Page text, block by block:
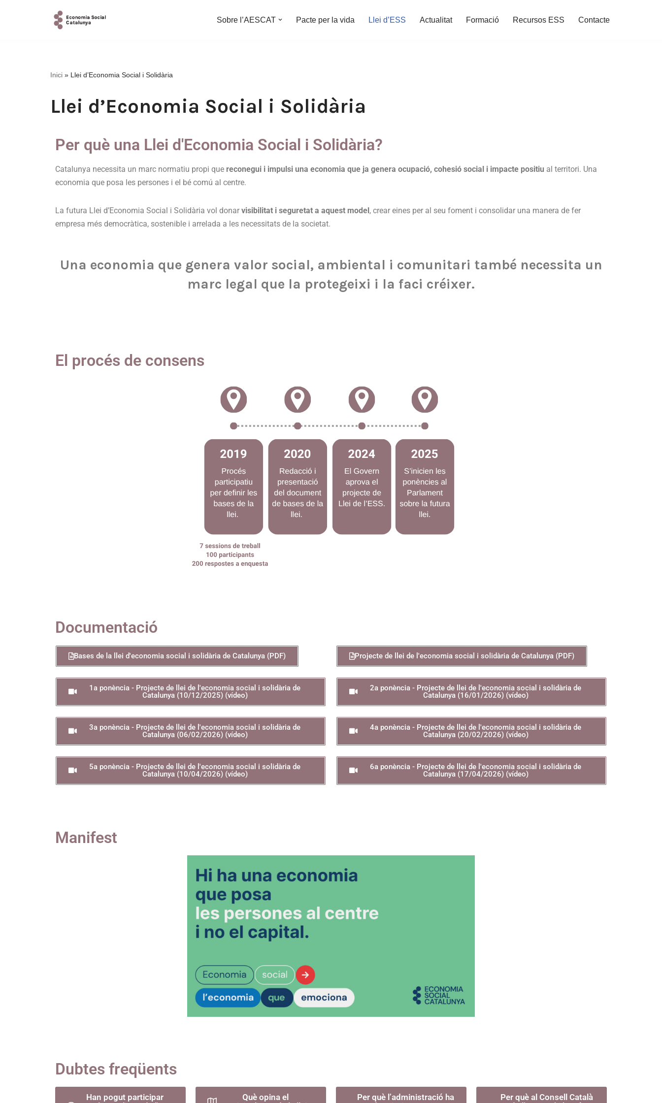
Sobre l’AESCAT Pacte per la vida Llei d’ESS Actualitat Formació Recursos ESS Contacte
Inici » Llei d’Economia Social i Solidària
Llei d’Economia Social i Solidària
Per què una Llei d'Economia Social i Solidària?
Catalunya necessita un marc normatiu propi que reconegui i impulsi una economia que ja genera ocupació, cohesió social i impacte positiu al territori. Una
economia que posa les persones i el bé comú al centre.
La futura Llei d’Economia Social i Solidària vol donar visibilitat i seguretat a aquest model, crear eines per al seu foment i consolidar una manera de fer
empresa més democràtica, sostenible i arrelada a les necessitats de la societat.
Una economia que genera valor social, ambiental i comunitari també necessita un
marc legal que la protegeixi i la faci créixer.
El procés de consens
Documentació
Bases de la llei d'economia social i solidària de Catalunya (PDF)
1a ponència - Projecte de llei de l'economia social i solidària de
Catalunya (10/12/2025) (vídeo)
3a ponència - Projecte de llei de l'economia social i solidària de
Catalunya (06/02/2026) (vídeo)
5a ponència - Projecte de llei de l'economia social i solidària de
Catalunya (10/04/2026) (vídeo)
Projecte de llei de l'economia social i solidària de Catalunya (PDF)
2a ponència - Projecte de llei de l'economia social i solidària de
Catalunya (16/01/2026) (vídeo)
4a ponència - Projecte de llei de l'economia social i solidària de
Catalunya (20/02/2026) (vídeo)
6a ponència - Projecte de llei de l'economia social i solidària de
Catalunya (17/04/2026) (vídeo)
Manifest
Dubtes freqüents
Han pogut participar
Què opina el
Per què l’administració ha
Per què al Consell Català